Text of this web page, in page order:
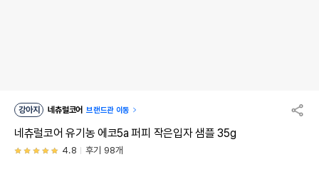
강아지 네츄럴코어 브랜드관 이동
네츄럴코어 유기농 에코5a 퍼피 작은입자 샘플 35g
4.8 후기 98개